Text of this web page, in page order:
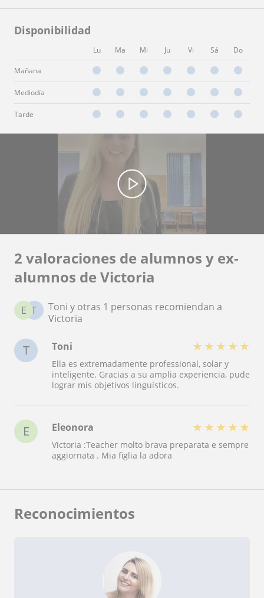
Disponibilidad
Lu Ma Mi Ju Vi Sá Do
Mañana
Mediodía
Tarde
2 valoraciones de alumnos y ex-
alumnos de Victoria
T
E
Toni y otras 1 personas recomiendan a
Victoria
T Toni ★ ★ ★ ★ ★
Ella es extremadamente professional, solar y
inteligente. Gracias a su amplia experiencia, pude
lograr mis objetivos linguísticos.
E Eleonora ★ ★ ★ ★ ★
Victoria :Teacher molto brava preparata e sempre
aggiornata . Mia figlia la adora
Reconocimientos